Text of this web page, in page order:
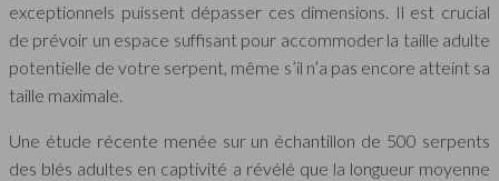
exceptionnels puissent dépasser ces dimensions. Il est crucial
de prévoir un espace suffisant pour accommoder la taille adulte
potentielle de votre serpent, même s’il n’a pas encore atteint sa
taille maximale.
Une étude récente menée sur un échantillon de 500 serpents
des blés adultes en captivité a révélé que la longueur moyenne